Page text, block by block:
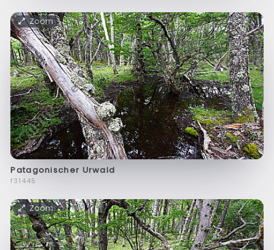
Zoom
Patagonischer Urwald
f31445
Zoom